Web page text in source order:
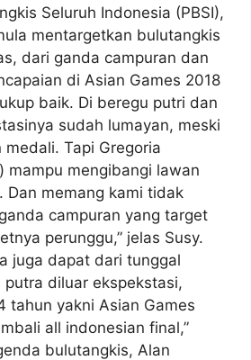
Seluruh Indonesia (PBSI),
mentargetkan bulutangkis
dari ganda campuran dan
di Asian Games 2018
baik. Di beregu putri dan
sudah lumayan, meski
Tapi Gregoria
mampu mengibangi lawan
Dan memang kami tidak
campuran yang target
perunggu,” jelas Susy.
juga dapat dari tunggal
putra diluar ekspekstasi,
tahun yakni Asian Games
all indonesian final,”
bulutangkis, Alan